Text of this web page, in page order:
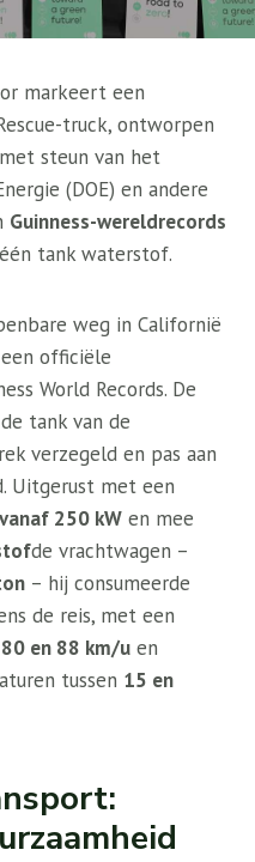
markeert een
truck, ontworpen
met steun van het
(DOE) en andere
Guinness-wereldrecords
tank waterstof.
weg in Californië
officiële
World Records. De
tank van de
verzegeld en pas aan
Uitgerust met een
250 kW en mee
de vrachtwagen –
– hij consumeerde
de reis, met een
80 en 88 km/u en
tussen 15 en